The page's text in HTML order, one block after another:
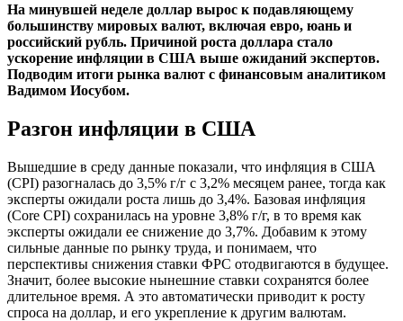
На минувшей неделе доллар вырос к подавляющему
большинству мировых валют, включая евро, юань и
российский рубль. Причиной роста доллара стало
ускорение инфляции в США выше ожиданий экспертов.
Подводим итоги рынка валют с финансовым аналитиком
Вадимом Иосубом.
Разгон инфляции в США
Вышедшие в среду данные показали, что инфляция в США
(CPI) разогналась до 3,5% г/г с 3,2% месяцем ранее, тогда как
эксперты ожидали роста лишь до 3,4%. Базовая инфляция
(Core CPI) сохранилась на уровне 3,8% г/г, в то время как
эксперты ожидали ее снижение до 3,7%. Добавим к этому
сильные данные по рынку труда, и понимаем, что
перспективы снижения ставки ФРС отодвигаются в будущее.
Значит, более высокие нынешние ставки сохранятся более
длительное время. А это автоматически приводит к росту
спроса на доллар, и его укрепление к другим валютам.